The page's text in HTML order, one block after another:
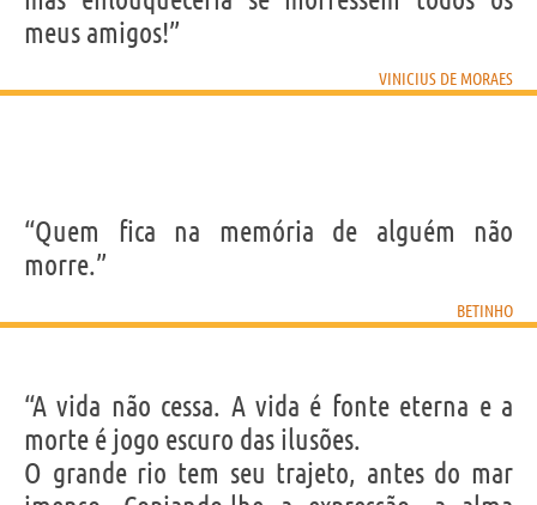
meus amigos!”
VINICIUS DE MORAES
“Quem fica na memória de alguém não
morre.”
BETINHO
“A vida não cessa. A vida é fonte eterna e a
morte é jogo escuro das ilusões.
O grande rio tem seu trajeto, antes do mar